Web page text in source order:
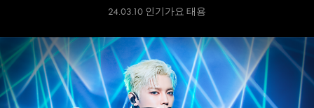
24.03.10 인기가요 태용